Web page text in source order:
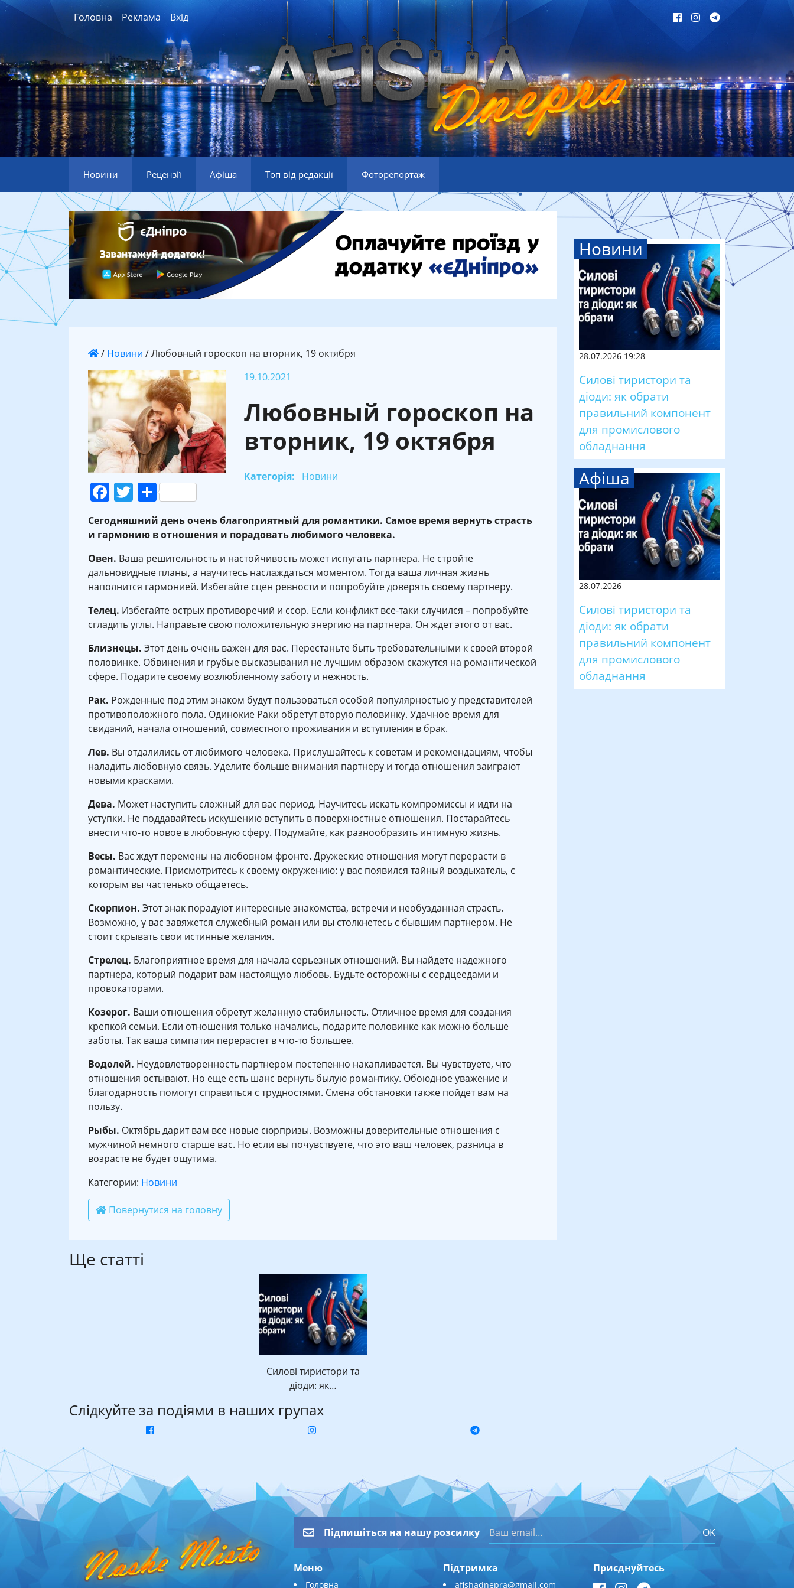
Головна Реклама Вхід
Новини Рецензії Афіша Топ від редакції Фоторепортаж
/ Новини /Любовный гороскоп на вторник, 19 октября
Facebook
Twitter
Поділитися
19.10.2021
Любовный гороскоп на
вторник, 19 октября
Категорія: Новини
Сегодняшний день очень благоприятный для романтики. Самое время вернуть страсть
и гармонию в отношения и порадовать любимого человека.
Овен. Ваша решительность и настойчивость может испугать партнера. Не стройте
дальновидные планы, а научитесь наслаждаться моментом. Тогда ваша личная жизнь
наполнится гармонией. Избегайте сцен ревности и попробуйте доверять своему партнеру.
Телец. Избегайте острых противоречий и ссор. Если конфликт все-таки случился – попробуйте
сгладить углы. Направьте свою положительную энергию на партнера. Он ждет этого от вас.
Близнецы. Этот день очень важен для вас. Перестаньте быть требовательными к своей второй
половинке. Обвинения и грубые высказывания не лучшим образом скажутся на романтической
сфере. Подарите своему возлюбленному заботу и нежность.
Рак. Рожденные под этим знаком будут пользоваться особой популярностью у представителей
противоположного пола. Одинокие Раки обретут вторую половинку. Удачное время для
свиданий, начала отношений, совместного проживания и вступления в брак.
Лев. Вы отдалились от любимого человека. Прислушайтесь к советам и рекомендациям, чтобы
наладить любовную связь. Уделите больше внимания партнеру и тогда отношения заиграют
новыми красками.
Дева. Может наступить сложный для вас период. Научитесь искать компромиссы и идти на
уступки. Не поддавайтесь искушению вступить в поверхностные отношения. Постарайтесь
внести что-то новое в любовную сферу. Подумайте, как разнообразить интимную жизнь.
Весы. Вас ждут перемены на любовном фронте. Дружеские отношения могут перерасти в
романтические. Присмотритесь к своему окружению: у вас появился тайный воздыхатель, с
которым вы частенько общаетесь.
Скорпион. Этот знак порадуют интересные знакомства, встречи и необузданная страсть.
Возможно, у вас завяжется служебный роман или вы столкнетесь с бывшим партнером. Не
стоит скрывать свои истинные желания.
Стрелец. Благоприятное время для начала серьезных отношений. Вы найдете надежного
партнера, который подарит вам настоящую любовь. Будьте осторожны с сердцеедами и
провокаторами.
Козерог. Ваши отношения обретут желанную стабильность. Отличное время для создания
крепкой семьи. Если отношения только начались, подарите половинке как можно больше
заботы. Так ваша симпатия перерастет в что-то большее.
Водолей. Неудовлетворенность партнером постепенно накапливается. Вы чувствуете, что
отношения остывают. Но еще есть шанс вернуть былую романтику. Обоюдное уважение и
благодарность помогут справиться с трудностями. Смена обстановки также пойдет вам на
пользу.
Рыбы. Октябрь дарит вам все новые сюрпризы. Возможны доверительные отношения с
мужчиной немного старше вас. Но если вы почувствуете, что это ваш человек, разница в
возрасте не будет ощутима.
Категории: Новини
Повернутися на головну
Ще статті
Силові тиристори та
діоди: як…
Слідкуйте за подіями в наших групах
Новини
28.07.2026 19:28
Силові тиристори та
діоди: як обрати
правильний компонент
для промислового
обладнання
Афіша
28.07.2026
Силові тиристори та
діоди: як обрати
правильний компонент
для промислового
обладнання
Підпишіться на нашу розсилку OK
Меню
Головна
Підтримка
afishadnepra@gmail.com
Приєднуйтесь